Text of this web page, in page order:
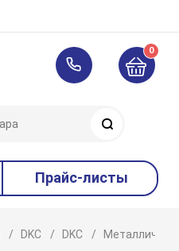
0
Прайс-листы
DKC DKC